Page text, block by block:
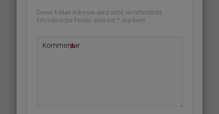
Deine E-Mail-Adresse wird nicht veröffentlicht.
Erforderliche Felder sind mit * markiert
Kommentar
*